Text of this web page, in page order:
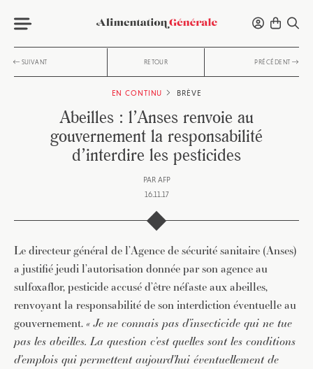
SUIVANT RETOUR PRÉCÉDENT
EN CONTINU BRÈVE
Abeilles : l’Anses renvoie au
gouvernement la responsabilité
d’interdire les pesticides
PAR AFP
16.11.17
Le directeur général de l’Agence de sécurité sanitaire (Anses)
a justifié jeudi l’autorisation donnée par son agence au
sulfoxaflor, pesticide accusé d’être néfaste aux abeilles,
renvoyant la responsabilité de son interdiction éventuelle au
gouvernement. « Je ne connais pas d’insecticide qui ne tue
pas les abeilles. La question c’est quelles sont les conditions
d’emplois qui permettent aujourd’hui éventuellement de